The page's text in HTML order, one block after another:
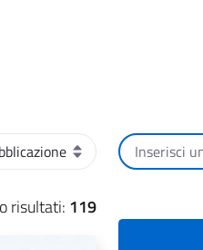
risultati: 119
Cerca per testo